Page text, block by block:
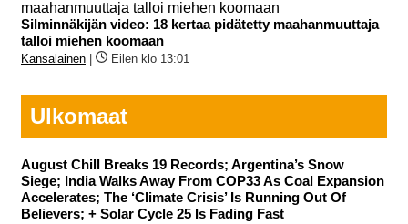
Silminnäkijän video: 18 kertaa pidätetty maahanmuuttaja
talloi miehen koomaan
Kansalainen Eilen klo 13:01
Ulkomaat
August Chill Breaks 19 Records; Argentina’s Snow
Siege; India Walks Away From COP33 As Coal Expansion
Accelerates; The ‘Climate Crisis’ Is Running Out Of
Believers; + Solar Cycle 25 Is Fading Fast